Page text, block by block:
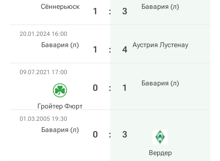
Сённерьюск 1 : 3 Бавария (л)
20.01.2024 16:00
Бавария (л) 1 : 4 Аустрия Лустенау
09.07.2021 17:00
Гройтер Фюрт
0 : 1 Бавария (л)
01.03.2005 19:30
Бавария (л) 0 : 3
Вердер